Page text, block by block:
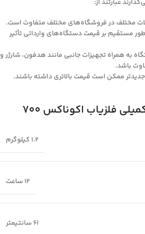
عبارتند از:
مختلف در فروشگاه‌های مختلف متفاوت است.
طور مستقیم بر قیمت دستگاه‌های وارداتی تأثیر
به همراه تجهیزات جانبی مانند هدفون، شارژر و
باشد.
ممکن است قیمت بالاتری داشته باشند.
فلزیاب اکوناکس 700
1.2 کیلوگرم
12 ساعت
61 سانتیمتر